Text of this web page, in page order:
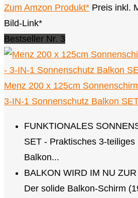
Zum Amzon Produkt* Preis inkl.
Bild-Link*
Bestseller Nr. 3
Menz 200 x 125cm
3-IN-1 Sonnenschutz Balkon
FUNKTIONALES
SET - Praktisches 3-
Balkon...
BALKON WIRD IM NU
Der solide Balkon-Schirm